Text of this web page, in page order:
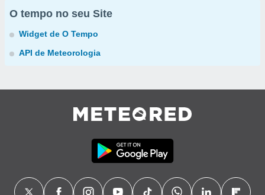
O tempo no seu Site
Widget de O Tempo
API de Meteorologia